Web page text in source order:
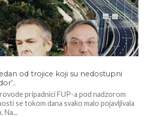
od trojice koji su nedostupni
pripadnici FUP-a pod nadzorom
se tokom dana svako malo pojavljivala
Na...